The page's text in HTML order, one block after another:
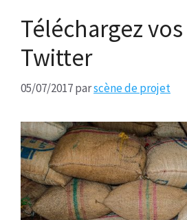
Téléchargez
Twitter
05/07/2017parscène de projet